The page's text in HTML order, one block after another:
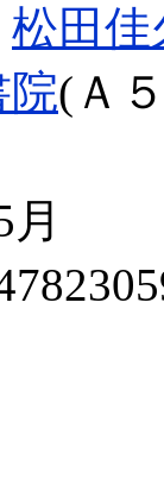
松田佳
院(Ａ